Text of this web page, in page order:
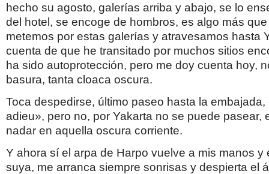
hecho su agosto, galerías arriba y abajo, se lo
del hotel, se encoge de hombros, es algo más
metemos por estas galerías y atravesamos hasta
cuenta de que he transitado por muchos sitios
ha sido autoprotección, pero me doy cuenta hoy,
basura, tanta cloaca oscura.
Toca despedirse, último paseo hasta la
adieu», pero no, por Yakarta no se puede pasear,
nadar en aquella oscura corriente.
Y ahora sí el arpa de Harpo vuelve a mis manos y
suya, me arranca siempre sonrisas y despierta el